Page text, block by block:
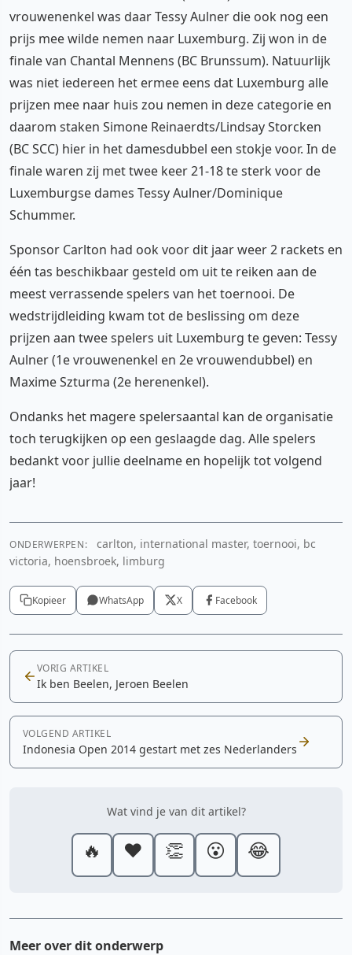
vrouwenenkel was daar Tessy Aulner die ook nog een
prijs mee wilde nemen naar Luxemburg. Zij won in de
finale van Chantal Mennens (BC Brunssum). Natuurlijk
was niet iedereen het ermee eens dat Luxemburg alle
prijzen mee naar huis zou nemen in deze categorie en
daarom staken Simone Reinaerdts/Lindsay Storcken
(BC SCC) hier in het damesdubbel een stokje voor. In de
finale waren zij met twee keer 21-18 te sterk voor de
Luxemburgse dames Tessy Aulner/Dominique
Schummer.
Sponsor Carlton had ook voor dit jaar weer 2 rackets en
één tas beschikbaar gesteld om uit te reiken aan de
meest verrassende spelers van het toernooi. De
wedstrijdleiding kwam tot de beslissing om deze
prijzen aan twee spelers uit Luxemburg te geven: Tessy
Aulner (1e vrouwenenkel en 2e vrouwendubbel) en
Maxime Szturma (2e herenenkel).
Ondanks het magere spelersaantal kan de organisatie
toch terugkijken op een geslaagde dag. Alle spelers
bedankt voor jullie deelname en hopelijk tot volgend
jaar!
ONDERWERPEN:
carlton, international master, toernooi, bc
victoria, hoensbroek, limburg
Kopieer WhatsApp X Facebook
VORIG ARTIKEL
Ik ben Beelen, Jeroen Beelen
VOLGEND ARTIKEL
Indonesia Open 2014 gestart met zes Nederlanders
Wat vind je van dit artikel?
🔥 ❤️ 👏 😮 😂
Meer over dit onderwerp